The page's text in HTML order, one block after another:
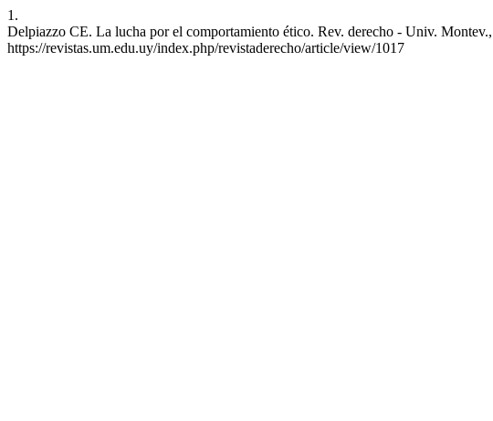
1.
Delpiazzo CE. La lucha por el comportamiento ético. Rev. derecho - Univ.
https://revistas.um.edu.uy/index.php/revistaderecho/article/view/1017